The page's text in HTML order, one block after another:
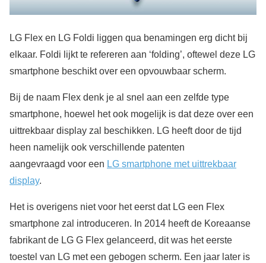
LG Flex en LG Foldi liggen qua benamingen erg dicht bij
elkaar. Foldi lijkt te refereren aan ‘folding’, oftewel deze LG
smartphone beschikt over een opvouwbaar scherm.
Bij de naam Flex denk je al snel aan een zelfde type
smartphone, hoewel het ook mogelijk is dat deze over een
uittrekbaar display zal beschikken. LG heeft door de tijd
heen namelijk ook verschillende patenten
aangevraagd voor een LG smartphone met uittrekbaar
display.
Het is overigens niet voor het eerst dat LG een Flex
smartphone zal introduceren. In 2014 heeft de Koreaanse
fabrikant de LG G Flex gelanceerd, dit was het eerste
toestel van LG met een gebogen scherm. Een jaar later is